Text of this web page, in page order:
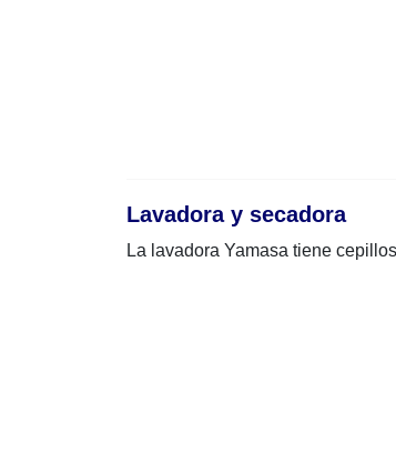
Lavadora y secadora
La lavadora Yamasa tiene